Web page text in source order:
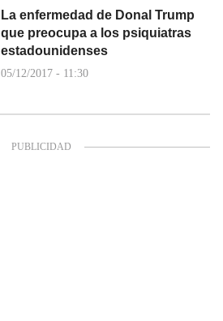
La enfermedad de Donal Trump
que preocupa a los psiquiatras
estadounidenses
05/12/2017 - 11:30